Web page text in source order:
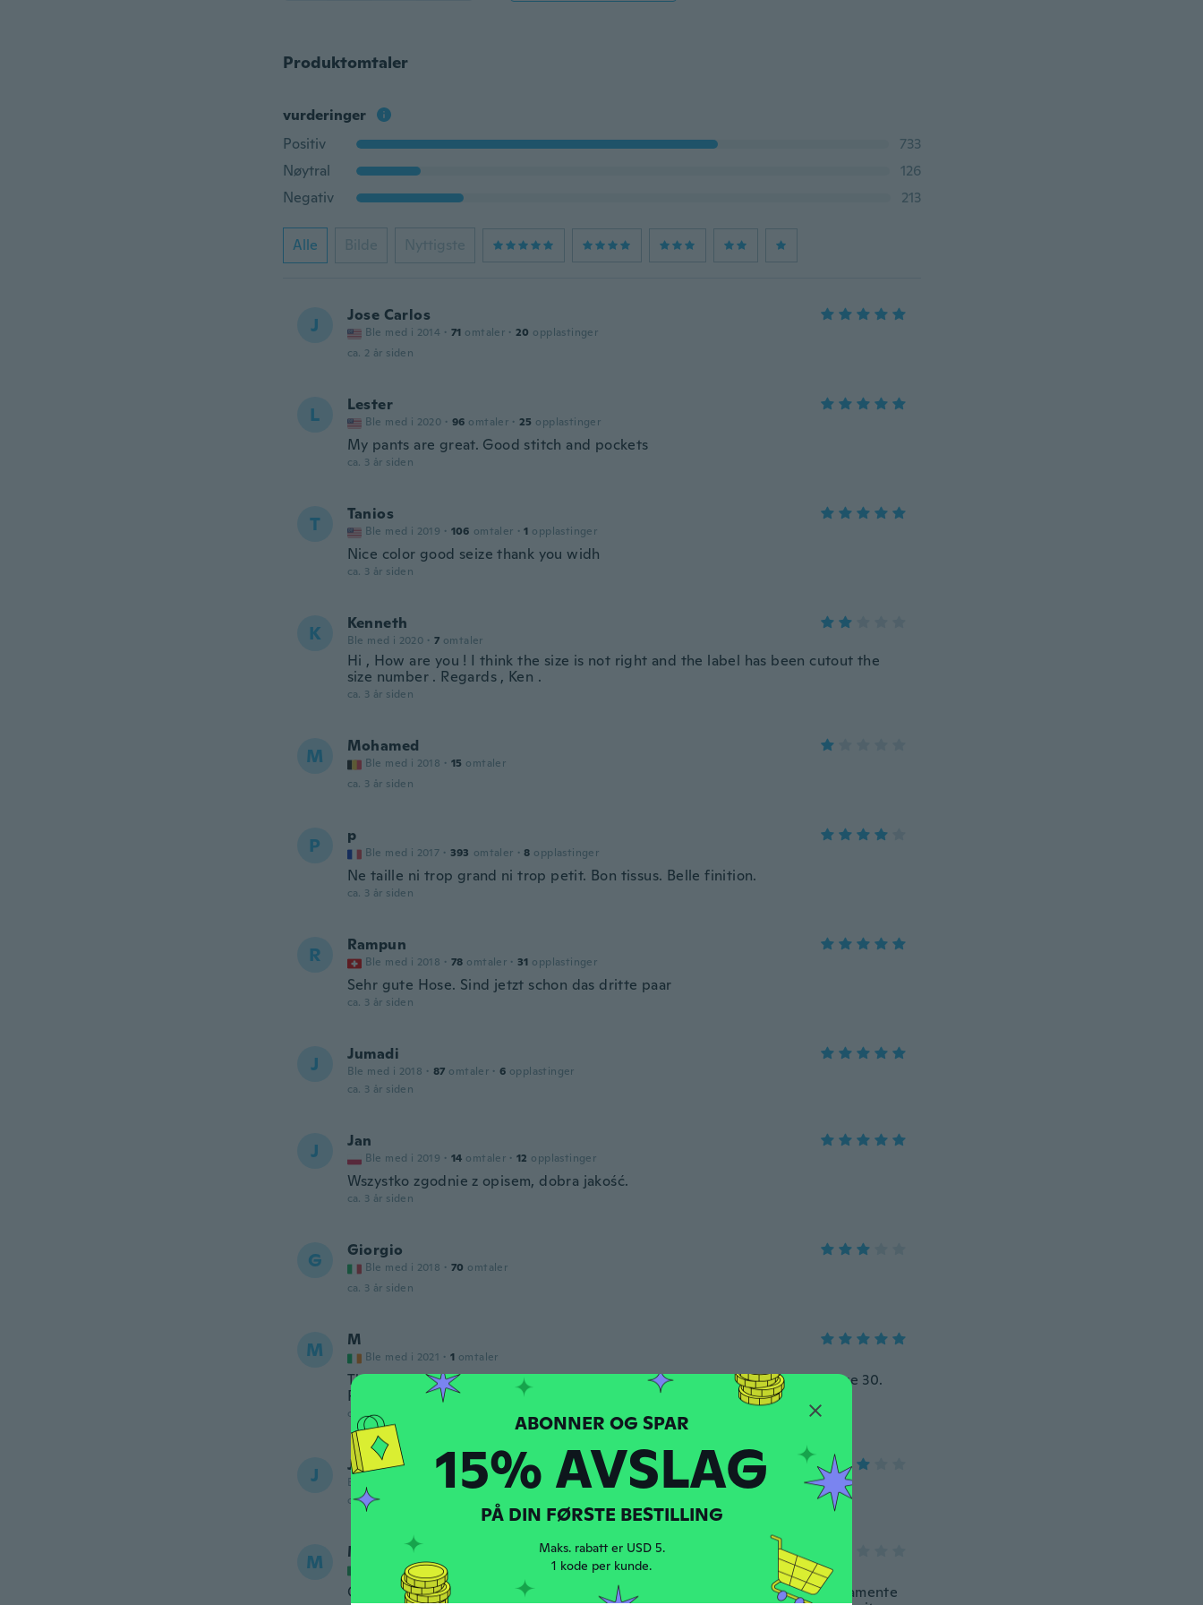
Produktomtaler
vurderinger
Positiv
733
Nøytral
126
Negativ
213
Alle Bilde Nyttigste
J Jose Carlos
Ble med i 2014 · 71 omtaler · 20 opplastinger
ca. 2 år siden
L Lester
Ble med i 2020 · 96 omtaler · 25 opplastinger
My pants are great. Good stitch and pockets
ca. 3 år siden
T Tanios
Ble med i 2019 · 106 omtaler · 1 opplastinger
Nice color good seize thank you widh
ca. 3 år siden
K Kenneth
Ble med i 2020 · 7 omtaler
Hi , How are you ! I think the size is not right and the label has been cutout the
size number . Regards , Ken .
ca. 3 år siden
M Mohamed
Ble med i 2018 · 15 omtaler
ca. 3 år siden
P p
Ble med i 2017 · 393 omtaler · 8 opplastinger
Ne taille ni trop grand ni trop petit. Bon tissus. Belle finition.
ca. 3 år siden
R Rampun
Ble med i 2018 · 78 omtaler · 31 opplastinger
Sehr gute Hose. Sind jetzt schon das dritte paar
ca. 3 år siden
J Jumadi
Ble med i 2018 · 87 omtaler · 6 opplastinger
ca. 3 år siden
J Jan
Ble med i 2019 · 14 omtaler · 12 opplastinger
Wszystko zgodnie z opisem, dobra jakość.
ca. 3 år siden
G Giorgio
Ble med i 2018 · 70 omtaler
ca. 3 år siden
M M
Ble med i 2021 · 1 omtaler
This order was amazing but previous order was not right, although both are 30.
Please find out why same difers
ca. 3 år siden
J Jumadi
Ble med i 2018 omtaler 6 opplastinger
ca. 3 år siden
M Massimo
Ble med i 2020 ·
Questo pantalone verde militare ha l’etichetta con la taglia 32, ma contrariamente
15% AVSLAG
PÅ DIN FØRSTE BESTILLING
Maks. rabatt er USD 5.
1 kode per kunde.